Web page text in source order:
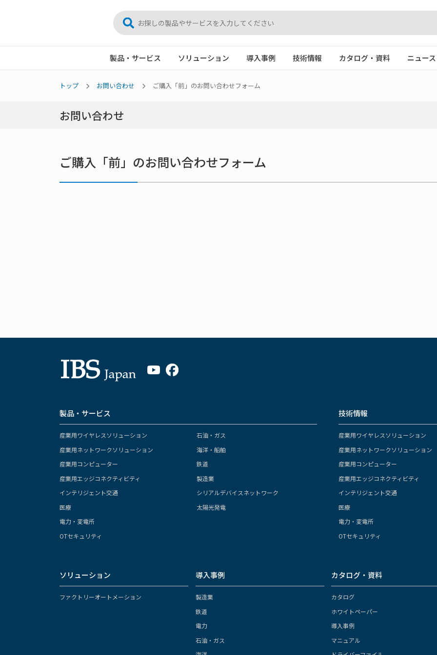
製品・サービス ソリューション 導入事例 技術情報 カタログ・資料 ニュース
トップ お問い合わせ ご購入「前」のお問い合わせフォーム
お問い合わせ
ご購入「前」のお問い合わせフォーム
製品・サービス
産業用ワイヤレスソリューション
産業用ネットワークソリューション
産業用コンピューター
産業用エッジコネクティビティ
インテリジェント交通
医療
電力・変電所
OTセキュリティ
石油・ガス
海洋・船舶
鉄道
製造業
シリアルデバイスネットワーク
太陽光発電
技術情報
産業用ワイヤレスソリューション
産業用ネットワークソリューション
産業用コンピューター
産業用エッジコネクティビティ
インテリジェント交通
医療
電力・変電所
OTセキュリティ
ソリューション
ファクトリーオートメーション
導入事例
製造業
鉄道
電力
石油・ガス
カタログ・資料
カタログ
ホワイトペーパー
導入事例
マニュアル